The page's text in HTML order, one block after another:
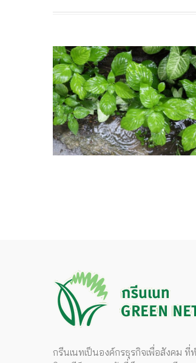
กรีนเนทเป็นองค์กรธุรกิจเพื่อสังคม ที่